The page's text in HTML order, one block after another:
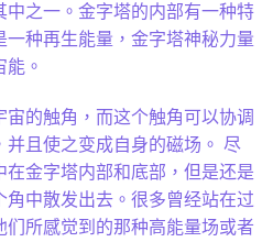
之一。金字塔的内部有一种特
种再生能量，金字塔神秘力量
。
的触角，而这个触角可以协调
且使之变成自身的磁场。 尽
金字塔内部和底部，但是还是
中散发出去。很多曾经站在过
所感觉到的那种高能量场或者